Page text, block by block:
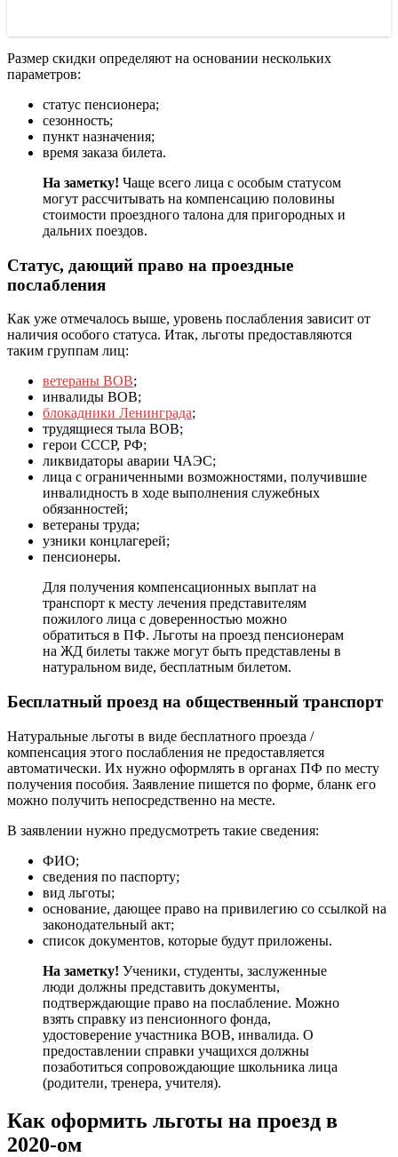
Размер скидки определяют на основании нескольких
параметров:
статус пенсионера;
сезонность;
пункт назначения;
время заказа билета.
На заметку! Чаще всего лица с особым статусом
могут рассчитывать на компенсацию половины
стоимости проездного талона для пригородных и
дальних поездов.
Статус, дающий право на проездные
послабления
Как уже отмечалось выше, уровень послабления зависит от
наличия особого статуса. Итак, льготы предоставляются
таким группам лиц:
ветераны ВОВ;
инвалиды ВОВ;
блокадники Ленинграда;
трудящиеся тыла ВОВ;
герои СССР, РФ;
ликвидаторы аварии ЧАЭС;
лица с ограниченными возможностями, получившие
инвалидность в ходе выполнения служебных
обязанностей;
ветераны труда;
узники концлагерей;
пенсионеры.
Для получения компенсационных выплат на
транспорт к месту лечения представителям
пожилого лица с доверенностью можно
обратиться в ПФ. Льготы на проезд пенсионерам
на ЖД билеты также могут быть представлены в
натуральном виде, бесплатным билетом.
Бесплатный проезд на общественный транспорт
Натуральные льготы в виде бесплатного проезда /
компенсация этого послабления не предоставляется
автоматически. Их нужно оформлять в органах ПФ по месту
получения пособия. Заявление пишется по форме, бланк его
можно получить непосредственно на месте.
В заявлении нужно предусмотреть такие сведения:
ФИО;
сведения по паспорту;
вид льготы;
основание, дающее право на привилегию со ссылкой на
законодательный акт;
список документов, которые будут приложены.
На заметку! Ученики, студенты, заслуженные
люди должны представить документы,
подтверждающие право на послабление. Можно
взять справку из пенсионного фонда,
удостоверение участника ВОВ, инвалида. О
предоставлении справки учащихся должны
позаботиться сопровождающие школьника лица
(родители, тренера, учителя).
Как оформить льготы на проезд в
2020-ом